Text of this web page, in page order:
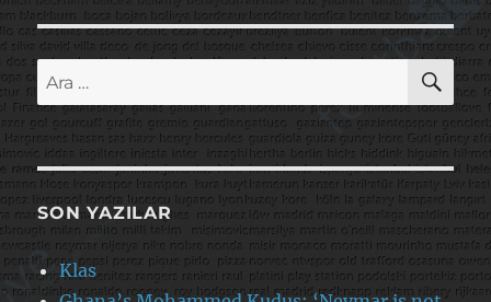
Ara:
SON YAZILAR
Klas